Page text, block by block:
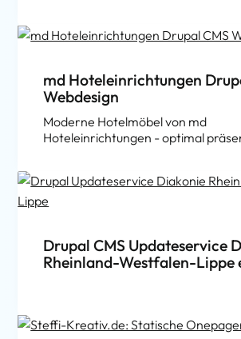
md Hoteleinrichtungen
Webdesign
Moderne Hotelmöbel von md
Hoteleinrichtungen - optimal
Drupal CMS Updateservice
Rheinland-Westfalen-Lippe